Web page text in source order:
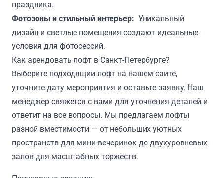
праздника.
Фотозоны и стильный интерьер: Уникальный
дизайн и светлые помещения создают идеальные
условия для фотосессий.
Как арендовать лофт в Санкт-Петербурге?
Выберите подходящий лофт на нашем сайте,
уточните дату мероприятия и оставьте заявку. Наш
менеджер свяжется с вами для уточнения деталей и
ответит на все вопросы. Мы предлагаем лофты
разной вместимости — от небольших уютных
пространств для мини-вечеринок до двухуровневых
залов для масштабных торжеств.